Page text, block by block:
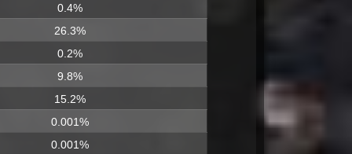
0.4%
26.3%
0.2%
9.8%
15.2%
0.001%
0.001%